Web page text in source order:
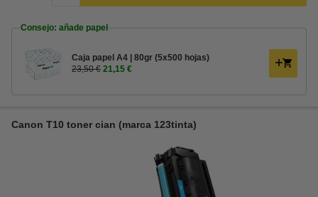
Consejo: añade papel
Caja papel A4 | 80gr (5x500 hojas)
23,50 € 21,15 €
Canon T10 toner cian (marca 123tinta)